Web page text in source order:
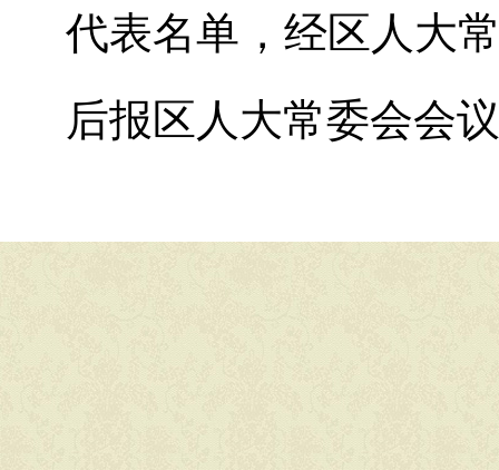
代表名单，经区人大
后报区人大常委会会